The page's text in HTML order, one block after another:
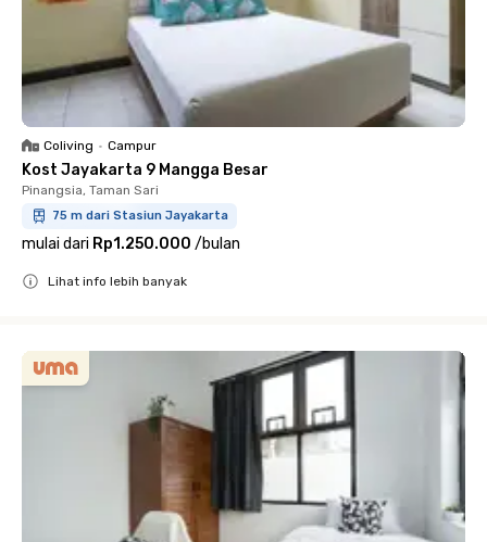
Coliving • Campur
Kost Jayakarta 9 Mangga Besar
Pinangsia, Taman Sari
75 m dari Stasiun Jayakarta
mulai dari Rp1.250.000 /bulan
Lihat info lebih banyak